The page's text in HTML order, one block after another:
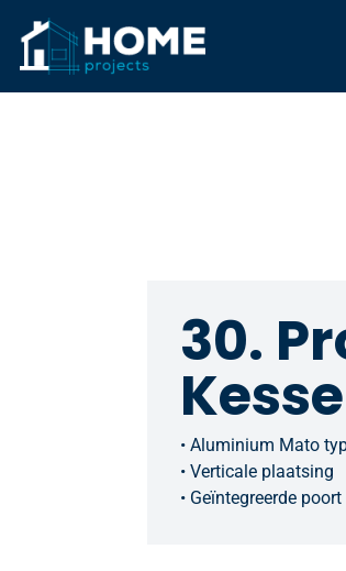
30.
• Aluminium Mato
• Verticale plaatsing
• Geïntegreerde poort